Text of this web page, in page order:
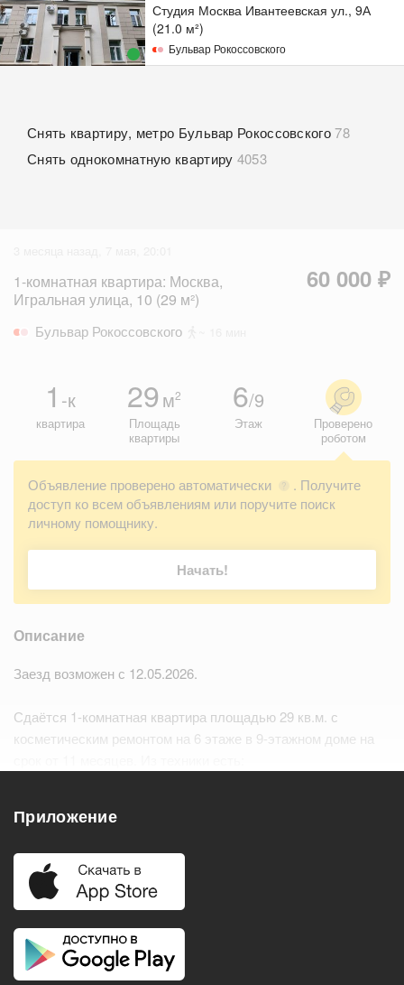
Студия Москва Ивантеевская ул., 9А
(21.0 м²)
Бульвар Рокоссовского
Снять квартиру, метро Бульвар Рокоссовского 78
Снять однокомнатную квартиру 4053
1-комнатная квартира: Москва,
Игральная улица, 10 (29 м²)
60 000 ₽
Бульвар Рокоссовского
1 -к
квартира
29 м2
Площадь
квартиры
6/9
Этаж
Проверено
роботом
Объявление проверено автоматически ?
. Получите
доступ ко всем объявлениям или поручите поиск
личному помощнику.
Начать!
Описание
Заезд возможен с 12.05.2026.
Сдаётся 1-комнатная квартира площадью 29 кв.м. с
косметическим ремонтом на 6 этаже в 9-этажном доме на
Удобства
Балкон
Телевизор
Приложение